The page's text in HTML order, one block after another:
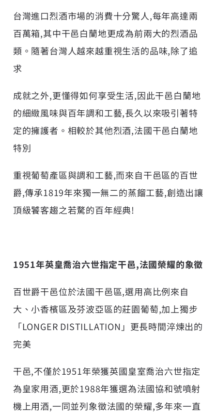
台灣進口烈酒市場的消費十分驚人,每年高達兩
百萬箱,其中干邑白蘭地更成為前兩大的烈酒品
類。隨著台灣人越來越重視生活的品味,除了追
求
成就之外,更懂得如何享受生活,因此干邑白蘭地
的細緻風味與百年調和工藝,長久以來吸引著特
定的擁護者。相較於其他烈酒,法國干邑白蘭地
特別
重視葡萄產區與調和工藝,而來自干邑區的百世
爵,傳承1819年來獨一無二的蒸餾工藝,創造出讓
頂級饕客趨之若騖的百年經典!
1951年英皇喬治六世指定干邑,法國榮耀的象徵
百世爵干邑位於法國干邑區,選用高比例來自
大、小香檳區及芬波亞區的莊園葡萄,加上獨步
「LONGER DISTILLATION」更長時間淬煉出的
完美
干邑,不僅於1951年榮獲英國皇室喬治六世指定
為皇家用酒,更於1988年獲選為法國協和號噴射
機上用酒,一同並列象徵法國的榮耀,多年來一直